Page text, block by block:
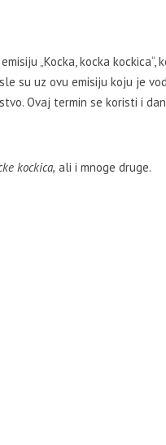
„Kocka, kocka kockica“,
su uz ovu emisiju koju je
Ovaj termin se koristi i
kockica, ali i mnoge druge.